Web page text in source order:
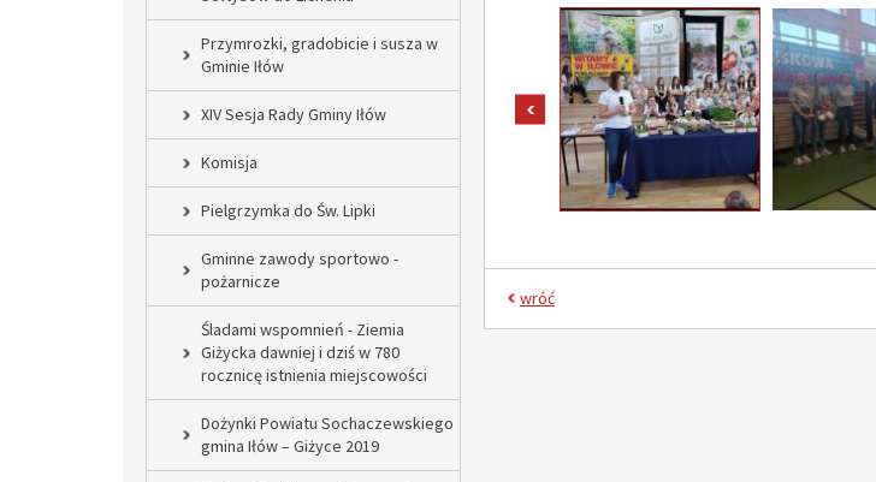
Przymrozki, gradobicie i susza w
Gminie Iłów
XIV Sesja Rady Gminy Iłów
Komisja
Pielgrzymka do Św. Lipki
Gminne zawody sportowo -
pożarnicze
Śladami wspomnień - Ziemia
Giżycka dawniej i dziś w 780
rocznicę istnienia miejscowości
Dożynki Powiatu Sochaczewskiego
gmina Iłów – Giżyce 2019
pokaż poprzednie zdjęcia
wróć